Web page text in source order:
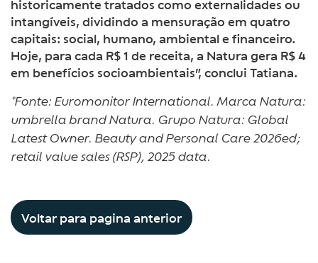
historicamente tratados como externalidades ou
intangíveis, dividindo a mensuração em quatro
capitais: social, humano, ambiental e financeiro.
Hoje, para cada R$ 1 de receita, a Natura gera R$ 4
em benefícios socioambientais”, conclui Tatiana.
*Fonte: Euromonitor International. Marca Natura:
umbrella brand Natura. Grupo Natura: Global
Latest Owner. Beauty and Personal Care 2026ed;
retail value sales (RSP), 2025 data.
Voltar para pagina anterior